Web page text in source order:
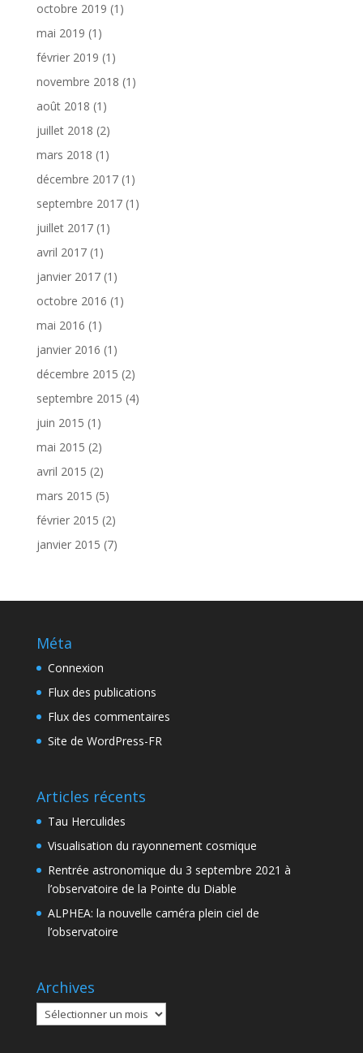
octobre 2019 (1)
mai 2019 (1)
février 2019 (1)
novembre 2018 (1)
août 2018 (1)
juillet 2018 (2)
mars 2018 (1)
décembre 2017(1)
septembre 2017(1)
juillet 2017(1)
avril 2017(1)
janvier 2017(1)
octobre 2016 (1)
mai 2016 (1)
janvier 2016 (1)
décembre 2015 (2)
septembre 2015 (4)
juin 2015 (1)
mai 2015 (2)
avril 2015 (2)
mars 2015 (5)
février 2015 (2)
janvier 2015 (7)
Méta
Connexion
Flux des publications
Flux des commentaires
Site de WordPress-FR
Articles récents
Tau Herculides
Visualisation du rayonnement cosmique
Rentrée astronomique du 3 septembre 2021 à
l’observatoire de la Pointe du Diable
ALPHEA: la nouvelle caméra plein ciel de
l’observatoire
Archives
Archives